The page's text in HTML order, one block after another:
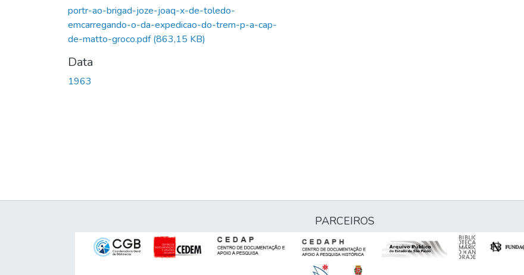
portr-ao-brigad-joze-joaq-x-de-toledo-
emcarregando-o-da-expedicao-do-trem-p-a-cap-
de-matto-groco.pdf(863,15 KB)
Data
1963
PARCEIROS